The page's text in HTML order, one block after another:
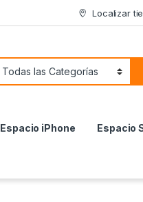
Localizar
Espacio iPhone Espacio